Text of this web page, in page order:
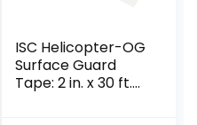
ISC Helicopter-OG
Surface Guard
Tape: 2 in. x 30 ft.